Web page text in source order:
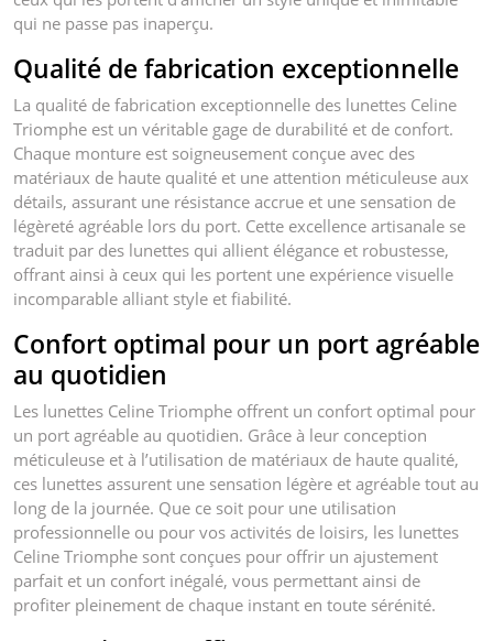
qui ne passe pas inaperçu.
Qualité de fabrication exceptionnelle
La qualité de fabrication exceptionnelle des lunettes Celine
Triomphe est un véritable gage de durabilité et de confort.
Chaque monture est soigneusement conçue avec des
matériaux de haute qualité et une attention méticuleuse aux
détails, assurant une résistance accrue et une sensation de
légèreté agréable lors du port. Cette excellence artisanale se
traduit par des lunettes qui allient élégance et robustesse,
offrant ainsi à ceux qui les portent une expérience visuelle
incomparable alliant style et fiabilité.
Confort optimal pour un port agréable
au quotidien
Les lunettes Celine Triomphe offrent un confort optimal pour
un port agréable au quotidien. Grâce à leur conception
méticuleuse et à l’utilisation de matériaux de haute qualité,
ces lunettes assurent une sensation légère et agréable tout au
long de la journée. Que ce soit pour une utilisation
professionnelle ou pour vos activités de loisirs, les lunettes
Celine Triomphe sont conçues pour offrir un ajustement
parfait et un confort inégalé, vous permettant ainsi de
profiter pleinement de chaque instant en toute sérénité.